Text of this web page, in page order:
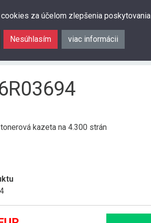
za účelom zlepšenia
Nesúhlasím viac informácii
kazeta na 4.300 strán